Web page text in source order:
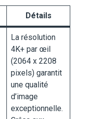
Détails
La résolution
4K+ par œil
(2064 x 2208
pixels) garantit
une qualité
d’image
exceptionnelle.